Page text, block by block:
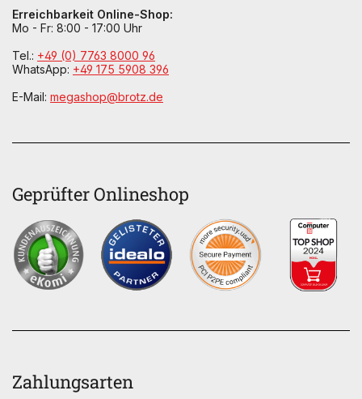
Erreichbarkeit Online-Shop:
Mo - Fr: 8:00 - 17:00 Uhr
Tel.: +49 (0) 7763 8000 96
WhatsApp: +49 175 5908 396
E-Mail: megashop@brotz.de
Geprüfter Onlineshop
Zahlungsarten